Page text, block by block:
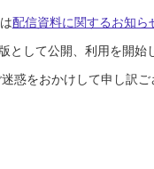
配信資料に関するお知ら
して公開、利用を開始
惑をおかけして申し訳